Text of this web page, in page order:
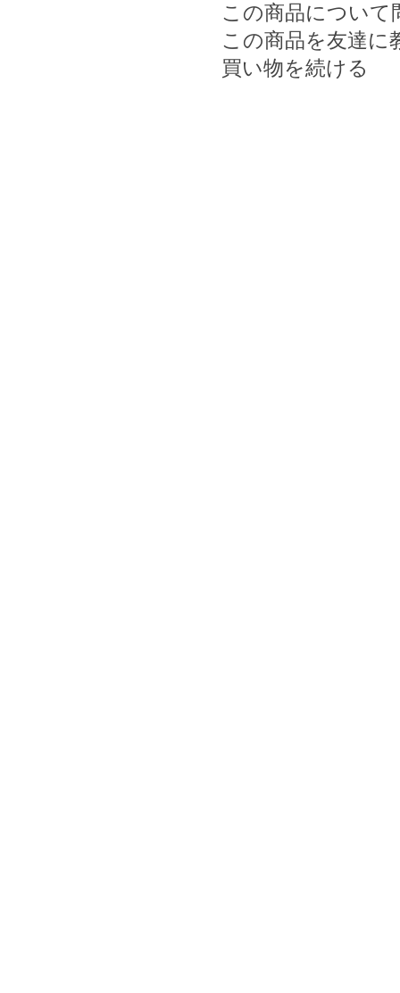
この商品について
この商品を友達に
買い物を続ける